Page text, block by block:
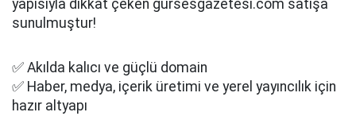
yapısıyla dikkat çeken gursesgazetesi.com satışa
sunulmuştur!
✅ Akılda kalıcı ve güçlü domain
✅ Haber, medya, içerik üretimi ve yerel yayıncılık için
hazır altyapı